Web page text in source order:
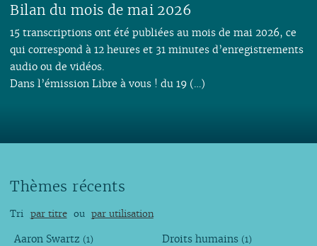
Bilan du mois de mai 2026
15 transcriptions ont été publiées au mois de mai 2026, ce
qui correspond à 12 heures et 31 minutes d’enregistrements
audio ou de vidéos.
Dans l’émission Libre à vous ! du 19 (…)
Thèmes récents
Tri par titre ou par utilisation
Aaron Swartz (1) Droits humains (1)